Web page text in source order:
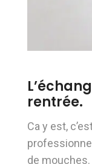
rentrée.
Ca y est,
de mouches.